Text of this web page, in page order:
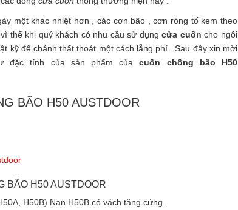
một khác nhiệt hơn , các cơn bão , cơn rông tố kem theo
thế khi quý khách có nhu cầu sử dụngcửa cuốn cho ngôi
kỹ để chánh thất thoát một cách lẵng phí . Sau đây xin mời
đặc tính của sản phẩm của cuốn chống bão H50
BÃO H50 AUSTDOOR
BÃO H50 AUSTDOOR
H50B) Nan H50B có vách tăng cứng.